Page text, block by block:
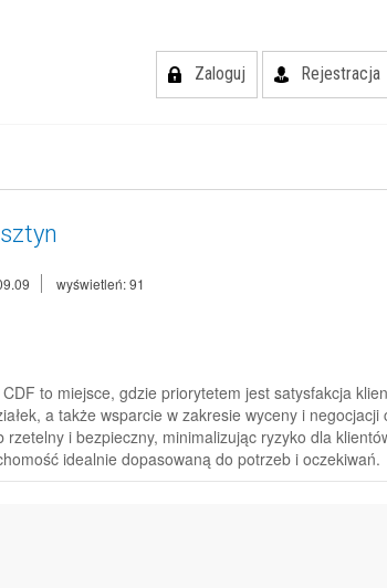
Zaloguj Rejestracja
wyświetleń: 91
to miejsce, gdzie priorytetem jest satysfakcja
a także wsparcie w zakresie wyceny i
i bezpieczny, minimalizując ryzyko dla
idealnie dopasowaną do potrzeb i oczekiwań.